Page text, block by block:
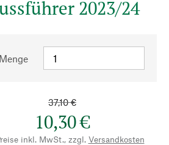
2023/24
Menge
37,10 €
10,30 €
inkl. MwSt., zzgl. Versandkosten